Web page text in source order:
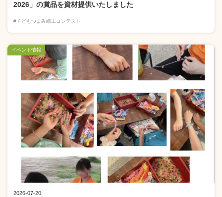
2026」の賞品を資材提供いたしました
#子どもつまみ細工コンテスト
2026-07-20
イベント情報